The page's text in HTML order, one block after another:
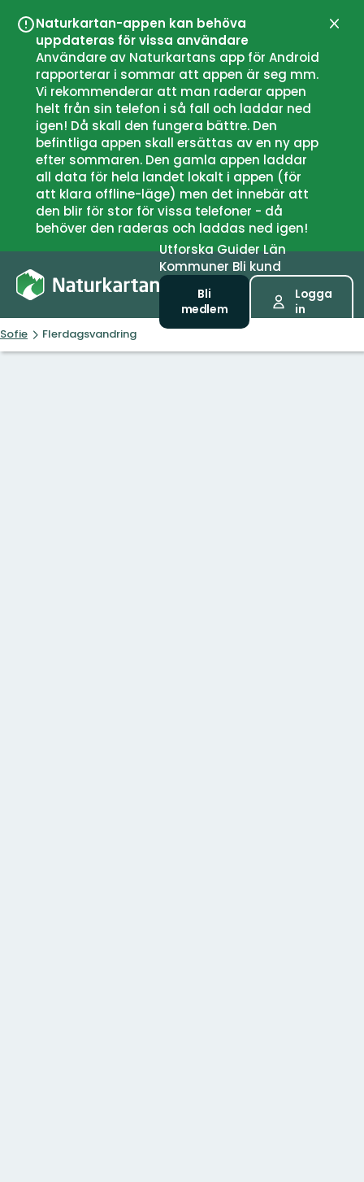
Naturkartan-appen kan behöva
uppdateras för vissa användare
Användare av Naturkartans app för Android
rapporterar i sommar att appen är seg mm.
Vi rekommenderar att man raderar appen
helt från sin telefon i så fall och laddar ned
igen! Då skall den fungera bättre. Den
befintliga appen skall ersättas av en ny app
efter sommaren. Den gamla appen laddar
all data för hela landet lokalt i appen (för
att klara offline-läge) men det innebär att
den blir för stor för vissa telefoner - då
behöver den raderas och laddas ned igen!
UtforskaGuiderLän
Kommuner Bli kund
Bli
medlem
Logga
in
Sofie Flerdagsvandring